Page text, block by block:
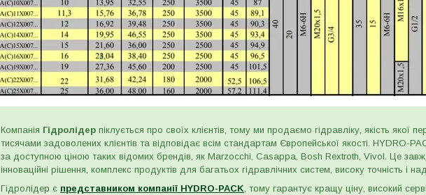
Компанія Гідролідер піклується про своїх клієнтів, тому ми продаємо гідравліку, якість якої
тисячами задоволених клієнтів та відповідає всім стандартам Європейської якості. HYDRO-
за доступною ціною таких відомих брендів, як Marzocchi, Casappa, Bosh Rextroth, Vivol. Це
інноваційні рішення, комплекс продуктів для багатьох гідравлічних систем, високу точність і
Гідролідер є представником компанії HYDRO-PACK, тому гарантує кращу ціну, високий